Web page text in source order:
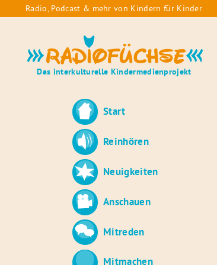
to
Radio, Podcast & mehr von Kindern für Kinder
Das interkulturelle Kindermedienprojekt
Start
Reinhören
Neuigkeiten
Anschauen
Mitreden
Mitmachen